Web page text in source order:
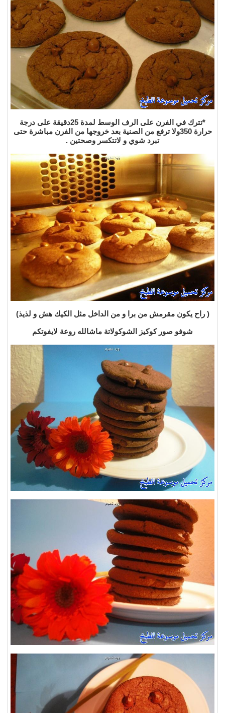
*تترك في الفرن على الرف الوسط لمدة 25دقيقة على درجة
حرارة 350ولا ترفع من الصنية بعد خروجها من الفرن مباشرة حتى
تبرد شوي و لاتتكسر وصحتين .
( راح يكون مقرمش من برا و من الداخل مثل الكيك هش و لذيذ)
شوفو صور كوكيز الشوكولاتة ماشالله روعة لايفوتكم